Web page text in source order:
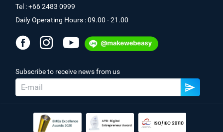
Tel : +66 2483 0999
Daily Operating Hours : 09.00 - 21.00
Subscribe to receive news from us